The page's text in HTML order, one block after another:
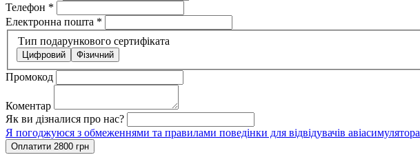
Телефон *
Електронна пошта *
Тип подарункового сертифіката
Цифровий Фізичний
Промокод
Коментар
Як ви дізналися про нас?
Я погоджуюся з обмеженнями та правилами поведінки для відвідувачів авіасимулятора
Оплатити 2800 грн